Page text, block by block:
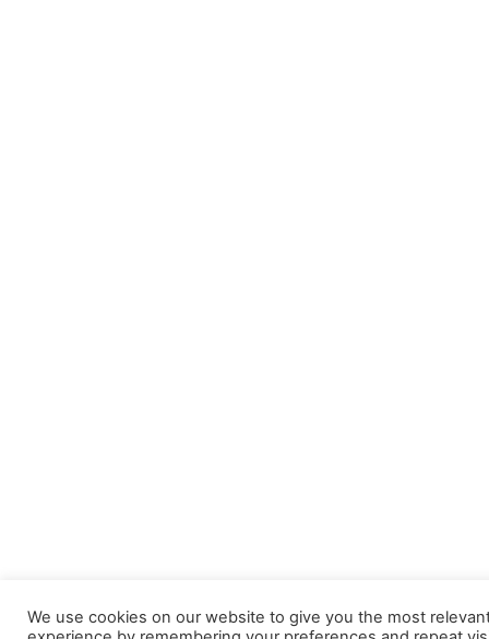
We use cookies on our website to give you the most